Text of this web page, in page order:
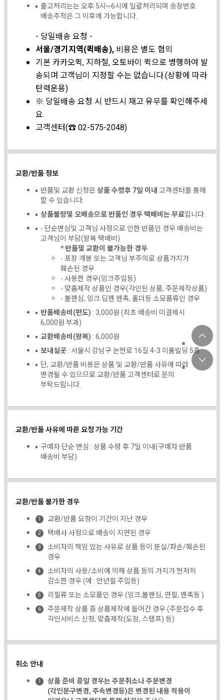
출고처리는는 오후 5시~6시에 일괄처리되며 송장번호
배송추적은 그 이후에 가능합니다.
- 당일배송 요청 -
서울/경기지역(퀵배송), 비용은 별도 협의
기본 카카오퀵, 지하철, 오토바이 퀵으로 병행하여 발
송되며 고객님이 지정할 수는 없습니다.(상황에 따라
탄력운용)
※ 당일배송 요청 시 반드시 재고 유무를 확인해주세
요.
고객센터(☎ 02-575-2048)
교환/반품 정보
반품및 교환 신청은상품 수령후 7일 이내고객센터를 통해
할 수 있습니다.
상품불량및 오배송으로 반품인 경우 택배비는 무료입니다.
- 단순변심및 고객님 사정으로 인한 반품인 경우 배송비는
고객님이 부담(왕복 택배비)
* 반품및 교환이 불가능한 경우
- 포장 개봉 또는 고객님 부주의로 상품가치가
훼손된 경우
- 사용한 경우(잉크주입등)
- 맞춤제작 상품인 경우(각인된 상품, 주문제작상품)
- 볼펜심, 잉크 딥펜 펜촉, 홀더등 소모품류인 경우
반품배송비(편도) : 3,000원 (최초 배송비 미결제시
6,000원 부과)
교환배송비(왕복) : 6,000원
보내실곳: 서울시 강남구 논현로 16길 4-3 이룸빌딩 5층
단, 교환/반품 비용은 상품 및 교환/반품 사유에 따라
변경될 수 있으므로 교환/반품 고객센터로 문의
부탁드립니다.
교환/반품 사유에 따른 요청 가능 기간
구매자 단순 변심 : 상품 수령 후 7일 이내(구매자 반품
배송비 부담)
교환/반품 불가한 경우
교환/반품 요청이 기간이 지난 경우
택배사 사정으로 배송이 지연된 경우
소비자의 책임 있는 사유로 상품 등이 분실/파손/훼손된
경우
소비자의 사용/소비에 의해 상품 등의 가치가 현저히
감소한 경우 (예 : 만년필 주입등)
리필류 또는 소모품인 경우 (잉크,볼펜심, 연필, 펜촉등 )
주문제작 상품 중 상품제작에 들어간 경우 (주문접수 후
각인서비스 신청, 맞춤제작(도장, 스탬프) 등)
취소 안내
상품 준비 중일 경우는 주문취소나 주문변경
(각인문구변경, 주속변경등)은 변경된 내용 적용이